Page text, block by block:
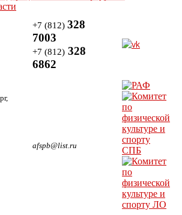
+7 (812) 328
7003
+7 (812) 328
6862
afspb@list.ru